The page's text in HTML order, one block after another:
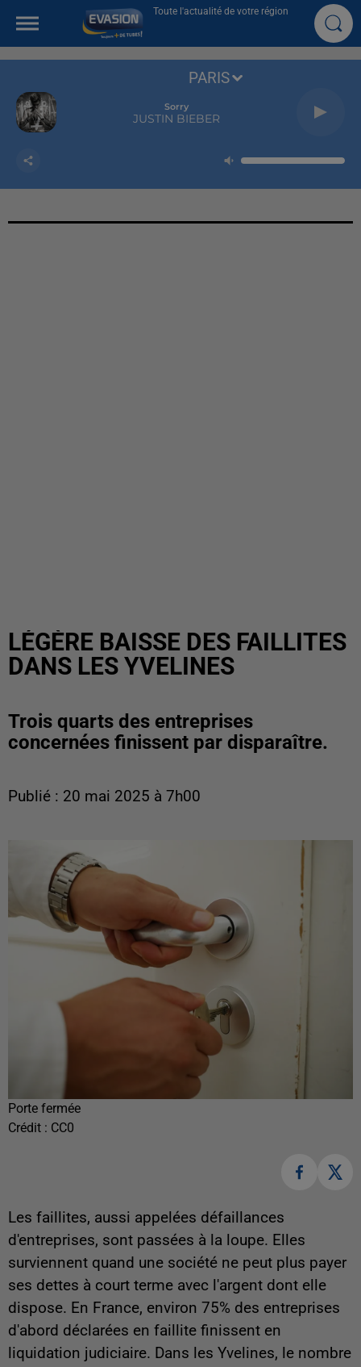
Toute l'actualité de votre région
Sorry
JUSTIN BIEBER
PARIS
LÉGÈRE BAISSE DES FAILLITES
DANS LES YVELINES
Trois quarts des entreprises
concernées finissent par disparaître.
Publié : 20 mai 2025 à 7h00
Porte fermée
Crédit : CC0
Les faillites, aussi appelées défaillances
d'entreprises, sont passées à la loupe. Elles
surviennent quand une société ne peut plus payer
ses dettes à court terme avec l'argent dont elle
dispose. En France, environ 75% des entreprises
d'abord déclarées en faillite finissent en
liquidation judiciaire. Dans les Yvelines, le nombre